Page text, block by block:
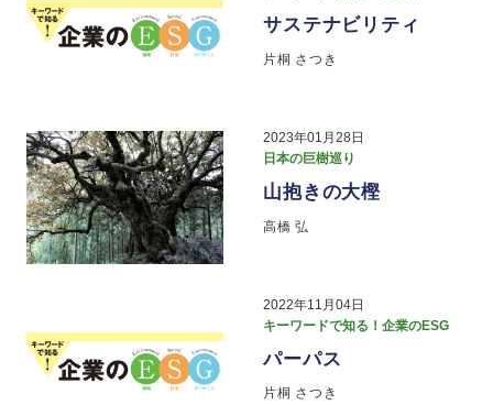
サステナビリティ
片桐 さつき
2023年01月28日
日本の巨樹巡り
山抱きの大樫
高橋 弘
2022年11月04日
キーワードで知る！企業のESG
パーパス
片桐 さつき